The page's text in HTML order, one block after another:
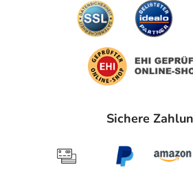
Sichere